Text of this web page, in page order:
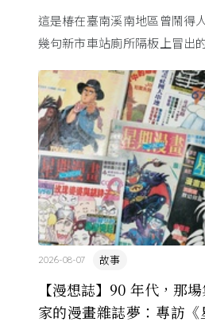
這是椿在臺南溪南地區曾鬧得
幾句新市車站廁所隔板上冒出
【漫想誌】90 年代，那
家的漫畫雜誌夢：專訪
故事
2026-08-07